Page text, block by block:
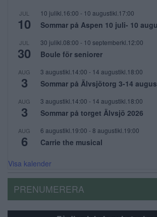
JUL
10
10 julikl.16:00 - 10 augustikl.17:00
Sommar på Aspen 10 juli- 10
JUL
30
30 julikl.08:00 - 10 septemberkl.12:00
Boule för seniorer
AUG
3
3 augustikl.14:00 - 14 augustikl.18:00
Sommar på Älvsjötorg 3-14
AUG
3
3 augustikl.14:00 - 14 augustikl.18:00
Sommar på torget Älvsjö 2026
AUG
6
6 augustikl.19:00 - 8 augustikl.19:00
Carrie the musical
Visa kalender
PRENUMERERA